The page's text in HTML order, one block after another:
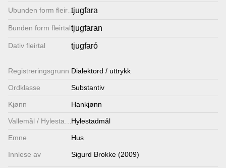
Ubunden form fleirtal
tjugfara
Bunden form fleirtaltjugfaran
Dativ fleirtal tjugfaró
Registrerings­grunn Dialektord / uttrykk
Ordklasse Substantiv
Kjønn Hankjønn
Hylestadmål
Emne Hus
Innlese av Sigurd Brokke (2009)
oss